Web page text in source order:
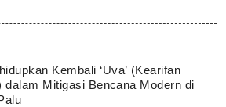
Kembali ‘Uva’ (Kearifan
dalam Mitigasi Bencana Modern di